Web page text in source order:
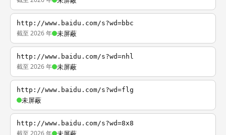
http://www.baidu.com/s?wd=bbc
截至 2026 年 未屏蔽
http://www.baidu.com/s?wd=nhl
截至 2026 年 未屏蔽
http://www.baidu.com/s?wd=flg
未屏蔽
http://www.baidu.com/s?wd=8x8
截至 2026 年